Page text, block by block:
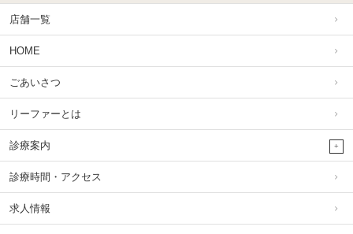
店舗一覧
HOME
ごあいさつ
リーファーとは
診療案内
診療時間・アクセス
求人情報